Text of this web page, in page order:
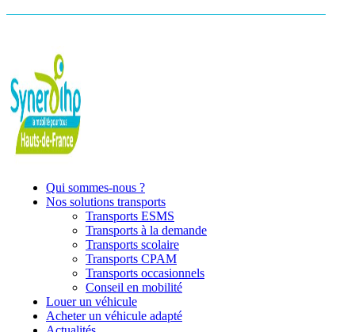
Qui sommes-nous ?
Nos solutions transports
Transports ESMS
Transports à la demande
Transports scolaire
Transports CPAM
Transports occasionnels
Conseil en mobilité
Louer un véhicule
Acheter un véhicule adapté